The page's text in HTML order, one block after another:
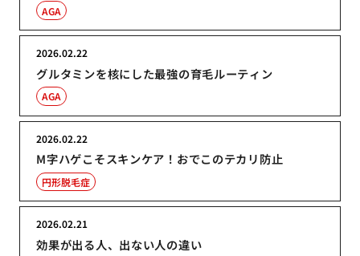
AGA
グルタミンを核にした最強の育毛ルーティン
2026.02.22
AGA
M字ハゲこそスキンケア！おでこのテカリ防止
2026.02.22
円形脱毛症
効果が出る人、出ない人の違い
2026.02.21